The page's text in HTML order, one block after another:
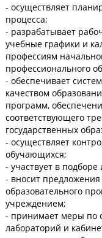
- осуществляет
процесса;
- разрабатывает
учебные графики и
профессиям
профессионального
- обеспечивает
качеством
программ,
соответствующего
государственных
- осуществляет
обучающихся;
- участвует в подборе
- вносит
образовательного
учреждением;
- принимает меры по
лабораторий и